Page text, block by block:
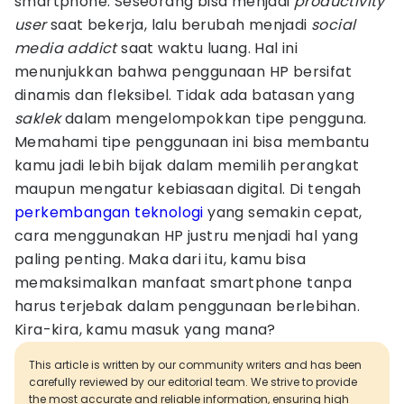
usersaat bekerja, lalu berubah menjadi social
media addictsaat waktu luang. Hal ini
menunjukkan bahwa penggunaan HP bersifat
dinamis dan fleksibel. Tidak ada batasan yang
saklekdalam mengelompokkan tipe pengguna.
Memahami tipe penggunaan ini bisa membantu
kamu jadi lebih bijak dalam memilih perangkat
maupun mengatur kebiasaan digital. Di tengah
perkembangan teknologi yang semakin cepat,
cara menggunakan HP justru menjadi hal yang
paling penting. Maka dari itu, kamu bisa
memaksimalkan manfaat smartphone tanpa
harus terjebak dalam penggunaan berlebihan.
Kira-kira, kamu masuk yang mana?
This article is written by our community writers and has been
carefully reviewed by our editorial team. We strive to provide
the most accurate and reliable information, ensuring high